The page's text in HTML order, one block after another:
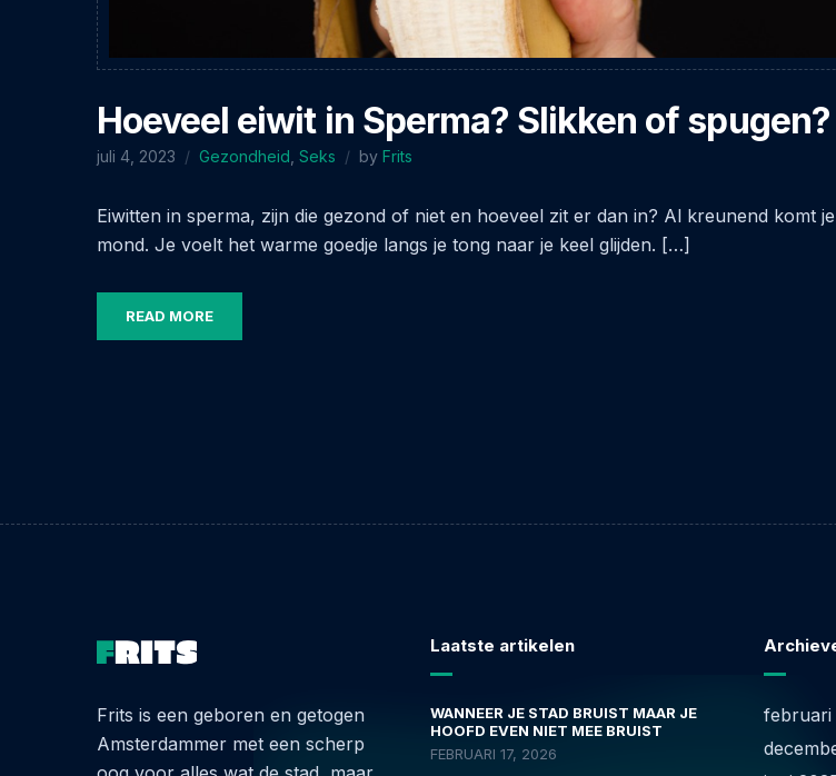
Hoeveel eiwit in Sperma? Slikken of spugen?
juli 4, 2023 Gezondheid Seks by Frits
Eiwitten in sperma, zijn die gezond of niet en hoeveel zit er dan in? Al kreunend komt
mond. Je voelt het warme goedje langs je tong naar je keel glijden. […]
READ MORE
Frits is een geboren en getogen
Amsterdammer met een scherp
Laatste artikelen
WANNEER JE STAD BRUIST MAAR JE
HOOFD EVEN NIET MEE BRUIST
FEBRUARI 17, 2026
februari